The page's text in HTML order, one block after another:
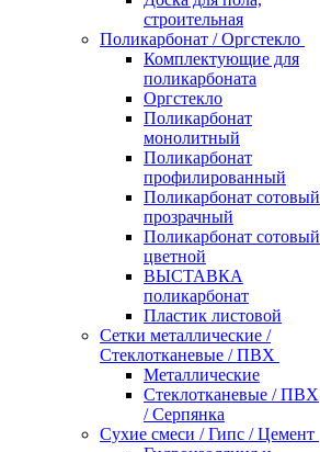
строительная
Поликарбонат / Оргстекло
Комплектующие для
поликарбоната
Оргстекло
Поликарбонат
монолитный
Поликарбонат
профилированный
Поликарбонат сотовый
прозрачный
Поликарбонат сотовый
цветной
ВЫСТАВКА
поликарбонат
Пластик листовой
Сетки металлические /
Стеклотканевые / ПВХ
Металлические
Стеклотканевые / ПВХ
/ Серпянка
Сухие смеси / Гипс / Цемент